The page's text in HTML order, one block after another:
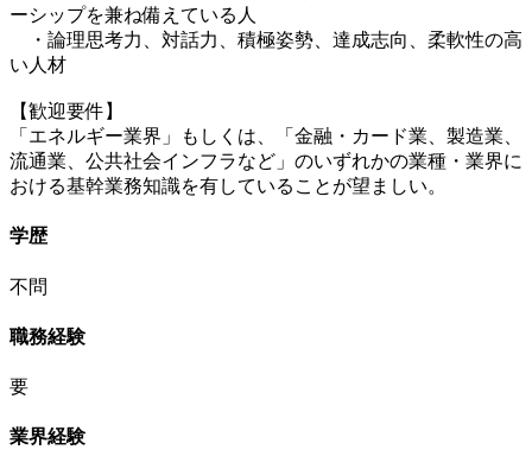
ーシップを兼ね備えている人
・論理思考力、対話力、積極姿勢、達成志向、柔軟性の高
い人材
【歓迎要件】
「エネルギー業界」もしくは、「金融・カード業、製造業、
流通業、公共社会インフラなど」のいずれかの業種・業界に
おける基幹業務知識を有していることが望ましい。
学歴
不問
職務経験
要
業界経験